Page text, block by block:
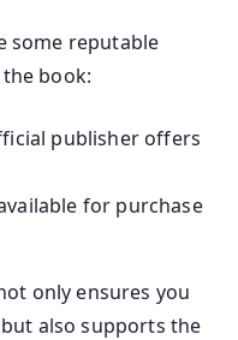
some reputable
book:
publisher offers
for purchase
only ensures you
also supports the